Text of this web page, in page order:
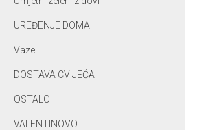
UREĐENJE DOMA
Vaze
DOSTAVA CVIJEĆA
OSTALO
VALENTINOVO